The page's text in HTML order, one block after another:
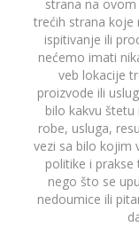
strana na
trećih strana koje
ispitivanje ili
nećemo imati
veb lokacije
proizvode ili
bilo kakvu
robe, usluga,
vezi sa bilo kojim
politike i
nego što se
nedoumice ili